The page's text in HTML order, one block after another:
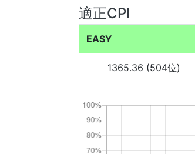
適正CPI
EASY
1365.36 (504位)